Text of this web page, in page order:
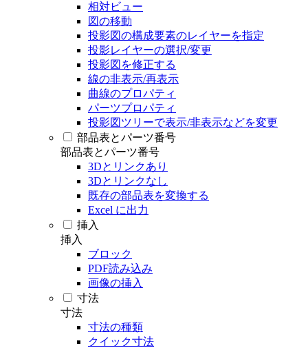
相対ビュー
図の移動
投影図の構成要素のレイヤーを指定
投影レイヤーの選択/変更
投影図を修正する
線の非表示/再表示
曲線のプロパティ
パーツプロパティ
投影図ツリーで表示/非表示などを変更
部品表とパーツ番号
部品表とパーツ番号
3Dとリンクあり
3Dとリンクなし
既存の部品表を変換する
Excel に出力
挿入
挿入
ブロック
PDF読み込み
画像の挿入
寸法
寸法
寸法の種類
クイック寸法